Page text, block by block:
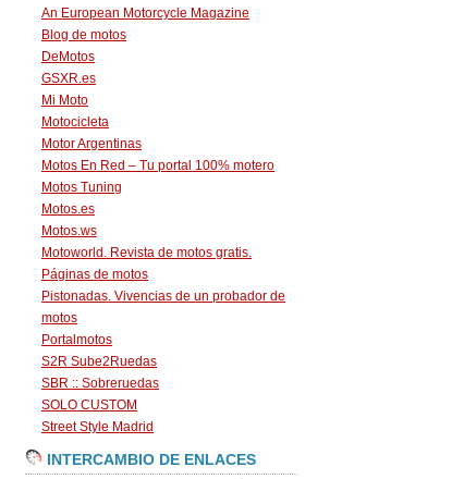
An European Motorcycle Magazine
Blog de motos
DeMotos
GSXR.es
Mi Moto
Motocicleta
Motor Argentinas
Motos En Red – Tu portal 100% motero
Motos Tuning
Motos.es
Motos.ws
Motoworld. Revista de motos gratis.
Páginas de motos
Pistonadas. Vivencias de un probador de
motos
Portalmotos
S2R Sube2Ruedas
SBR :: Sobreruedas
SOLO CUSTOM
Street Style Madrid
INTERCAMBIO DE ENLACES